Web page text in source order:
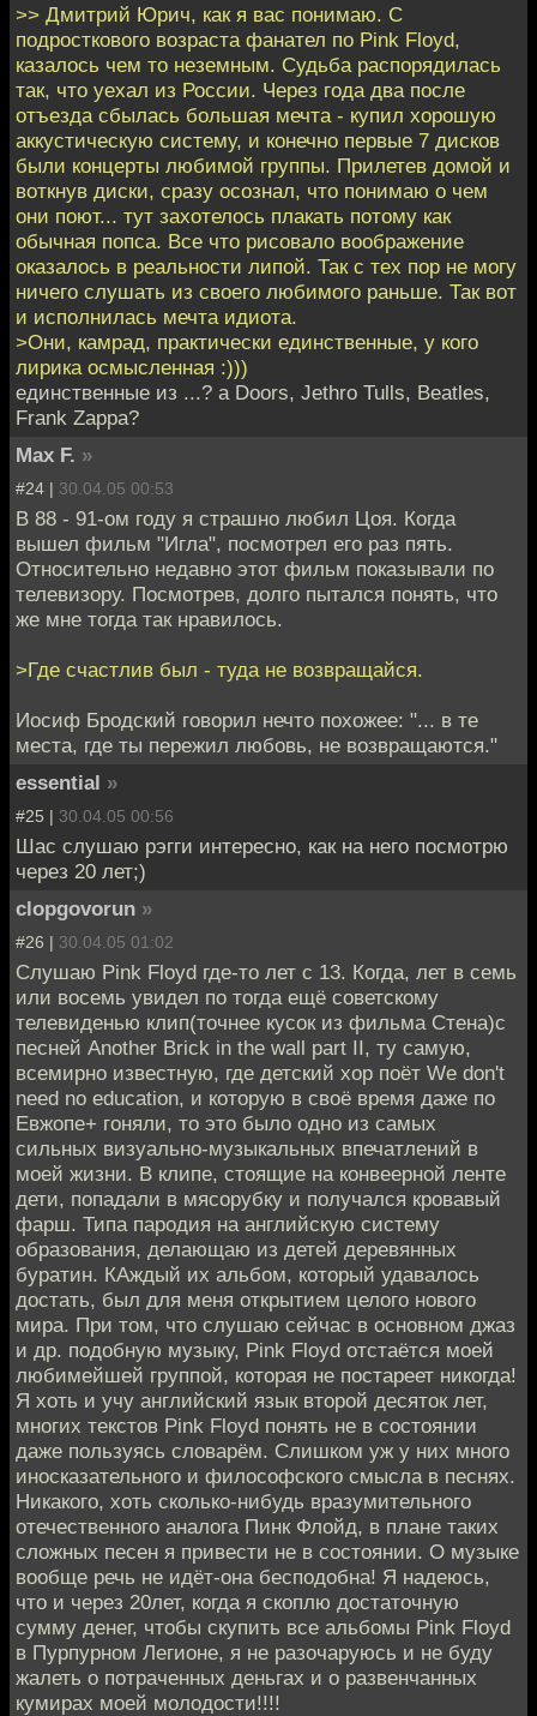
>> Дмитрий Юрич, как я вас понимаю. С
подросткового возраста фанател по Pink Floyd,
казалось чем то неземным. Судьба распорядилась
так, что уехал из России. Через года два после
отъезда сбылась большая мечта - купил хорошую
аккустическую систему, и конечно первые 7 дисков
были концерты любимой группы. Прилетев домой и
воткнув диски, сразу осознал, что понимаю о чем
они поют... тут захотелось плакать потому как
обычная попса. Все что рисовало воображение
оказалось в реальности липой. Так с тех пор не могу
ничего слушать из своего любимого раньше. Так вот
и исполнилась мечта идиота.
>Они, камрад, практически единственные, у кого
лирика осмысленная :)))
единственные из ...? а Doors, Jethro Tulls, Beatles,
Frank Zappa?
Max F. »
#24 | 30.04.05 00:53
В 88 - 91-ом году я страшно любил Цоя. Когда
вышел фильм "Игла", посмотрел его раз пять.
Относительно недавно этот фильм показывали по
телевизору. Посмотрев, долго пытался понять, что
же мне тогда так нравилось.
>Где счастлив был - туда не возвращайся.
Иосиф Бродский говорил нечто похожее: "... в те
места, где ты пережил любовь, не возвращаются."
essential »
#25 | 30.04.05 00:56
Шас слушаю рэгги интересно, как на него посмотрю
через 20 лет;)
clopgovorun »
#26 | 30.04.05 01:02
Слушаю Pink Floyd где-то лет с 13. Когда, лет в семь
или восемь увидел по тогда ещё советскому
телевиденью клип(точнее кусок из фильма Стена)с
песней Another Brick in the wall part II, ту самую,
всемирно известную, где детский хор поёт We don't
need no education, и которую в своё время даже по
Евжопе+ гоняли, то это было одно из самых
сильных визуально-музыкальных впечатлений в
моей жизни. В клипе, стоящие на конвеерной ленте
дети, попадали в мясорубку и получался кровавый
фарш. Типа пародия на английскую систему
образования, делающаю из детей деревянных
буратин. КАждый их альбом, который удавалось
достать, был для меня открытием целого нового
мира. При том, что слушаю сейчас в основном джаз
и др. подобную музыку, Pink Floyd отстаётся моей
любимейшей группой, которая не постареет никогда!
Я хоть и учу английский язык второй десяток лет,
многих текстов Pink Floyd понять не в состоянии
даже пользуясь словарём. Слишком уж у них много
иносказательного и философского смысла в песнях.
Никакого, хоть сколько-нибудь вразумительного
отечественного аналога Пинк Флойд, в плане таких
сложных песен я привести не в состоянии. О музыке
вообще речь не идёт-она бесподобна! Я надеюсь,
что и через 20лет, когда я скоплю достаточную
сумму денег, чтобы скупить все альбомы Pink Floyd
в Пурпурном Легионе, я не разочаруюсь и не буду
жалеть о потраченных деньгах и о развенчанных
кумирах моей молодости!!!!